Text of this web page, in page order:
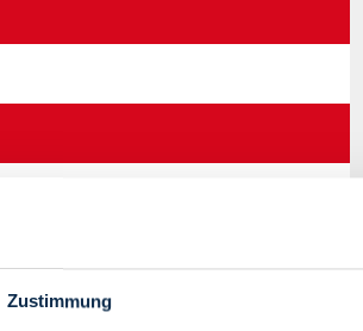
Zustimmung